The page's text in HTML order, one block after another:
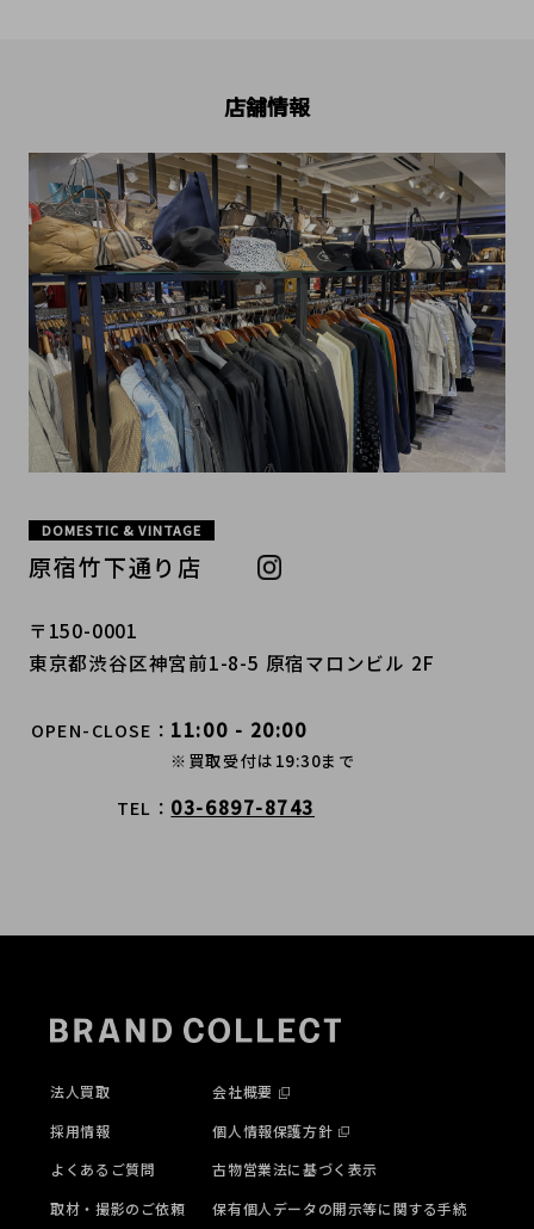
店舗情報
DOMESTIC & VINTAGE
原宿竹下通り店
〒150-0001
東京都渋谷区神宮前1-8-5 原宿マロンビル 2F
OPEN-CLOSE 11:00 - 20:00
※買取受付は19:30まで
TEL 03-6897-8743
法人買取
採用情報
よくあるご質問
取材・撮影のご依頼
会社概要
個人情報保護方針
古物営業法に基づく表示
保有個人データの開示等に関する手続